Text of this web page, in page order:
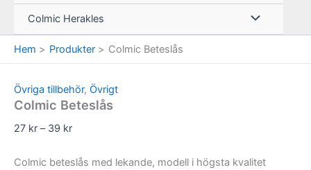
Colmic Herakles
Hem Produkter Colmic Beteslås
Övriga tillbehör, Övrigt
Colmic Beteslås
27 kr – 39 krPrisintervall:
till
Colmic beteslås med lekande, modell i högsta kvalitet